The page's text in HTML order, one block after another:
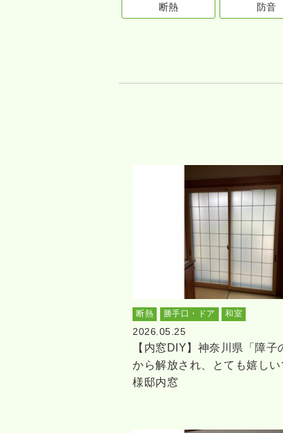
断熱 防音
断熱 勝手口・ドア 和室
2026.05.25
【内窓DIY】神奈川県「障子
から解放され、とても嬉し
様邸内窓